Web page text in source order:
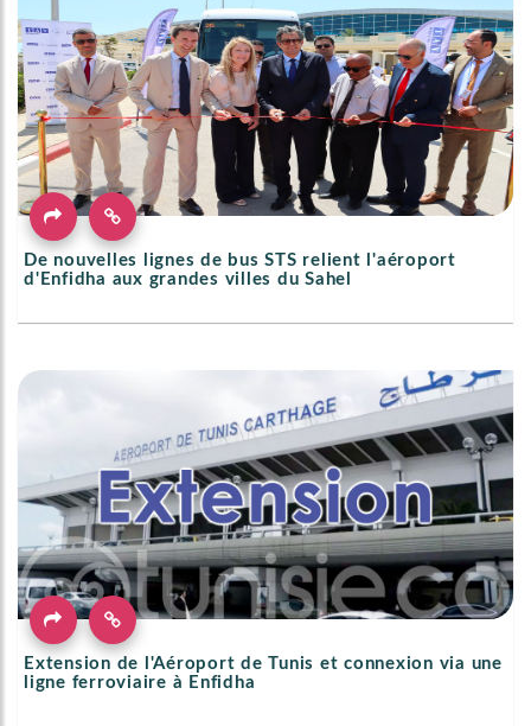
De nouvelles lignes de bus STS relient l'aéroport
d'Enfidha aux grandes villes du Sahel
Extension de l'Aéroport de Tunis et connexion via une
ligne ferroviaire à Enfidha